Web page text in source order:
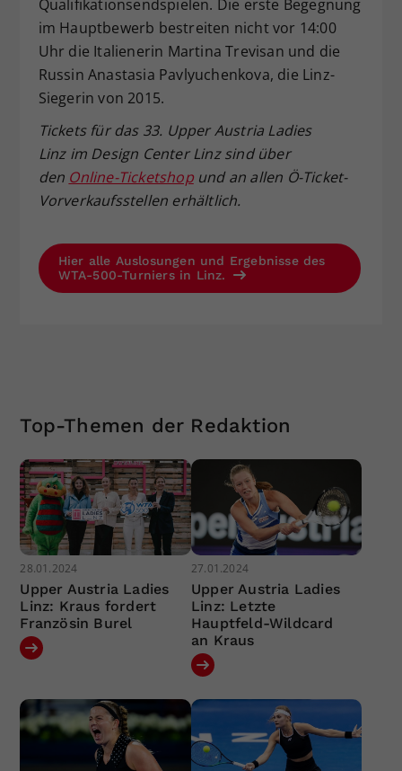
Qualifikationsendspielen. Die erste Begegnung
im Hauptbewerb bestreiten nicht vor 14:00
Uhr die Italienerin Martina Trevisan und die
Russin Anastasia Pavlyuchenkova, die Linz-
Siegerin von 2015.
Tickets für das 33. Upper Austria Ladies
Linz im Design Center Linz sind über
den Online-Ticketshopund an allen Ö-Ticket-
Vorverkaufsstellen erhältlich.
Hier alle Auslosungen und Ergebnisse des
WTA-500-Turniers in Linz.
Top-Themen der Redaktion
28.01.2024
Upper Austria Ladies
Linz: Kraus fordert
Französin Burel
27.01.2024
Upper Austria Ladies
Linz: Letzte
Hauptfeld-Wildcard
an Kraus